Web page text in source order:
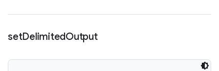
setDelimitedOutput